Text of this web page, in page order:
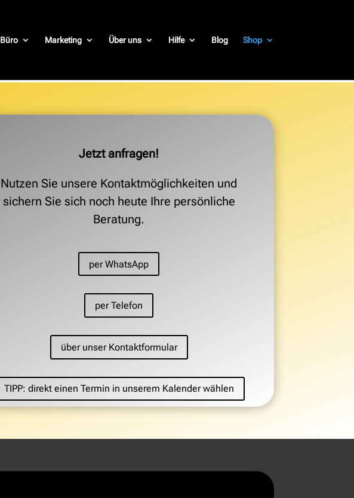
Büro Marketing Über uns Hilfe Blog Shop
Jetzt anfragen!
Nutzen Sie unsere Kontaktmöglichkeiten und
sichern Sie sich noch heute Ihre persönliche
Beratung.
per WhatsApp
per Telefon
über unser Kontaktformular
TIPP: direkt einen Termin in unserem Kalender wählen